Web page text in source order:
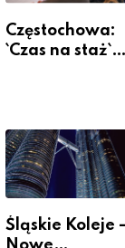
Częstochowa:
`Czas na staż`
Śląskie Koleje